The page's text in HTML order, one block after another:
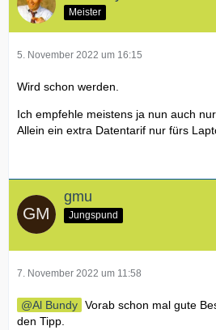
Meister
5. November 2022 um 16:15
Wird schon werden.
Ich empfehle meistens ja nun auch
Allein ein extra Datentarif nur fürs
gmu
Jungspund
7. November 2022 um 11:58
Al Bundy Vorab schon mal gute
den Tipp.